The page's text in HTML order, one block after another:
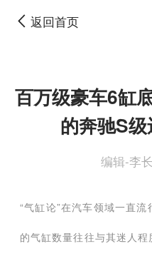
返回首页
百万级豪车6缸
的奔驰S
编辑-李
“气缸论”在汽车领域一直
的气缸数量往往与其迷人